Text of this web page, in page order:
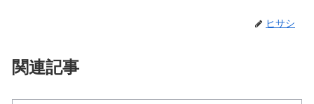
ヒサシ
関連記事